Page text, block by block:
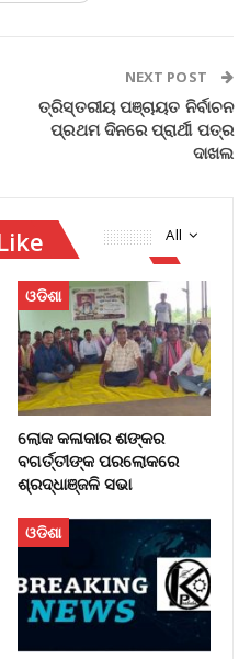
NEXT POST
ତ୍ରିସ୍ତରୀୟ ପଞ୍ଚାୟତ ନିର୍ବାଚନ
ପ୍ରଥମ ଦିନରେ ପ୍ରାର୍ଥୀ ପତ୍ର
ଦାଖଲ
All
ଓଡିଶା
ଲୋକ କଳାକାର ଶଙ୍କର
ବଗର୍ତ୍ତୀଙ୍କ ପରଲୋକରେ
ଶ୍ରଦ୍ଧାଞ୍ଜଳି ସଭା
ଓଡିଶା